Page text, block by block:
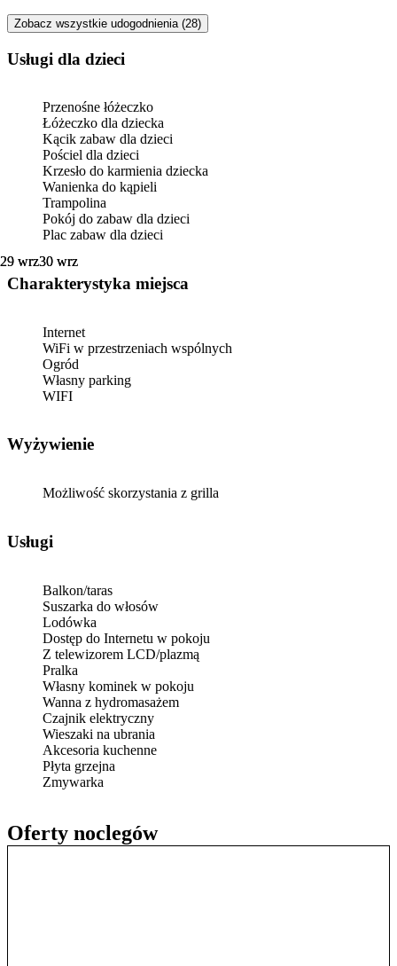
29 wrz30 wrz
Oferty noclegów
29 wrz30 wrz
Zobacz wszystkie udogodnienia (28)
usługi dla dzieci
Przenośne łóżeczko
Łóżeczko dla dziecka
Kącik zabaw dla dzieci
Pościel dla dzieci
Krzesło do karmienia dziecka
Wanienka do kąpieli
Trampolina
Pokój do zabaw dla dzieci
Plac zabaw dla dzieci
Charakterystyka miejsca
Internet
WiFi w przestrzeniach wspólnych
Ogród
Własny parking
WIFI
Wyżywienie
Możliwość skorzystania z grilla
Usługi
Balkon/taras
Suszarka do włosów
Lodówka
Dostęp do Internetu w pokoju
Z telewizorem LCD/plazmą
Pralka
Własny kominek w pokoju
Wanna z hydromasażem
Czajnik elektryczny
Wieszaki na ubrania
Akcesoria kuchenne
Płyta grzejna
Zmywarka